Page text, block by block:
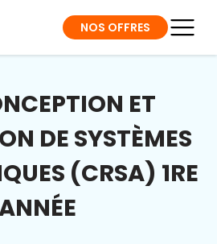
NOS OFFRES
ET
DE SYSTÈMES
(CRSA) 1RE